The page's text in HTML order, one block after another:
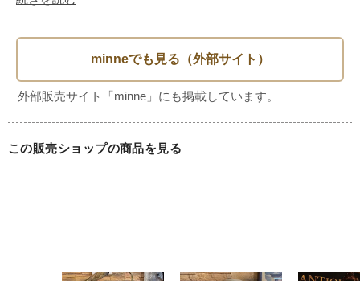
角型ひっかけシーリング
【チェーンの長さ】
この販売ショップの商品を見る